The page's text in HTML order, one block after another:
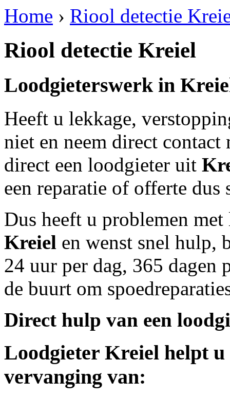
Home › Riool detectie
Riool detectie Kreiel
Loodgieterswerk in
Heeft u lekkage,
niet en neem direct
direct een loodgieter uit
een reparatie of offerte
Dus heeft u problemen
Kreiel en wenst snel hulp,
24 uur per dag, 365 dagen
de buurt om
Direct hulp van een
Loodgieter Kreiel helpt u
vervanging van: